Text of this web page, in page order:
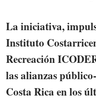
La iniciativa,
Instituto
Recreación
las alianzas
Costa Rica en los